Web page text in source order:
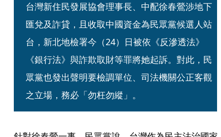
台灣新住民發展協會理事長、中配徐春鶯涉地下
匯兌及詐貸，且收取中國資金為民眾黨候選人站
台，新北地檢署今（24）日被依《反滲透法》
《銀行法》與詐欺取財等罪將她起訴。對此，民
眾黨也發出聲明要檢調單位、司法機關公正客觀
之立場，務必「勿枉勿縱」。